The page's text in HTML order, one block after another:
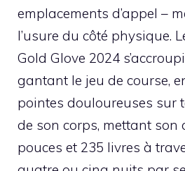
emplacements d’appel –
l’usure du côté physique.
Gold Glove 2024
gantant le jeu de course,
pointes douloureuses sur
de son corps, mettant son
pouces et 235 livres à